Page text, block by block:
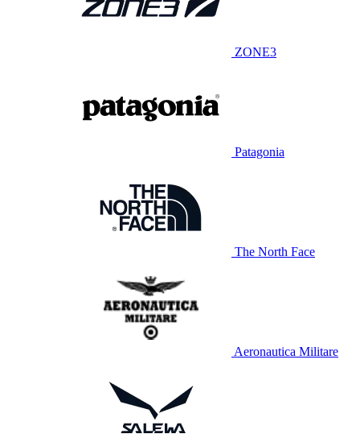
ZONE3
Patagonia
The North Face
Aeronautica Militare